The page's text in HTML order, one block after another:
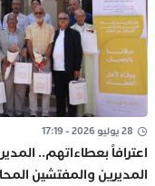
28 يوليو 2026 - 17:19
اعترافاً بعطاءاتهم..
المديرين والمفتشين